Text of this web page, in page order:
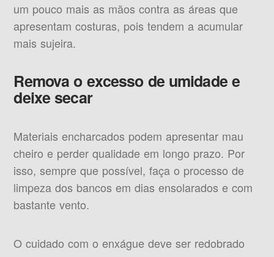
um pouco mais as mãos contra as áreas que
apresentam costuras, pois tendem a acumular
mais sujeira.
Remova o excesso de umidade e
deixe secar
Materiais encharcados podem apresentar mau
cheiro e perder qualidade em longo prazo. Por
isso, sempre que possível, faça o processo de
limpeza dos bancos em dias ensolarados e com
bastante vento.
O cuidado com o enxágue deve ser redobrado